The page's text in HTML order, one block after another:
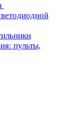
пульты,